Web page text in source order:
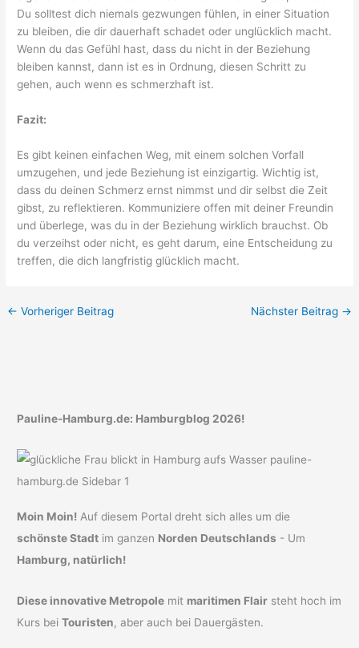
Du solltest dich niemals gezwungen fühlen, in einer Situation
zu bleiben, die dir dauerhaft schadet oder unglücklich macht.
Wenn du das Gefühl hast, dass du nicht in der Beziehung
bleiben kannst, dann ist es in Ordnung, diesen Schritt zu
gehen, auch wenn es schmerzhaft ist.
Fazit:
Es gibt keinen einfachen Weg, mit einem solchen Vorfall
umzugehen, und jede Beziehung ist einzigartig. Wichtig ist,
dass du deinen Schmerz ernst nimmst und dir selbst die Zeit
gibst, zu reflektieren. Kommuniziere offen mit deiner Freundin
und überlege, was du in der Beziehung wirklich brauchst. Ob
du verzeihst oder nicht, es geht darum, eine Entscheidung zu
treffen, die dich langfristig glücklich macht.
← Vorheriger Beitrag Nächster Beitrag →
Pauline-Hamburg.de: Hamburgblog 2026!
Moin Moin! Auf diesem Portal dreht sich alles um die
schönste Stadt im ganzen Norden Deutschlands - Um
Hamburg, natürlich!
Diese innovative Metropole mit maritimen Flair steht hoch im
Kurs beiTouristen, aber auch bei Dauergästen.